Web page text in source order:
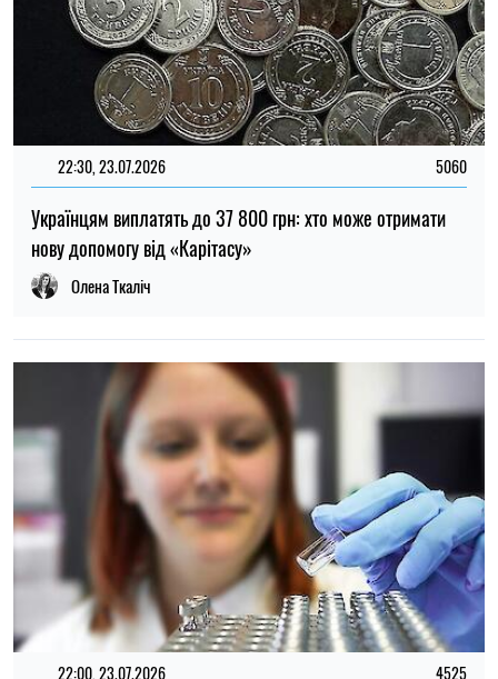
22:00, 23.07.2026
Вчені знайшли спосіб виявляти 90 % випадків раку
підшлункової залози на ранній стадії
Олена Расенко